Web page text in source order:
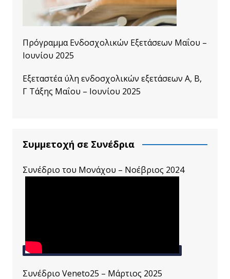
Πρόγραμμα Ενδοσχολικών Εξετάσεων Μαΐου –
Ιουνίου 2025
Εξεταστέα ύλη ενδοσχολικών εξετάσεων A, B,
Γ Τάξης Μαΐου – Ιουνίου 2025
Συμμετοχή σε Συνέδρια
Συνέδριο του Μονάχου – Νοέβριος 2024
Συνέδριο Veneto25 – Μάρτιος 2025